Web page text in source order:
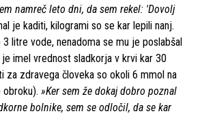
namreč leto dni, da sem rekel: 'Dovolj
je kaditi, kilogrami so se kar lepili nanj.
litre vode, nenadoma se mu je poslabšal
imel vrednost sladkorja v krvi kar 30
za zdravega človeka so okoli 6 mmol na
»Ker sem že dokaj dobro poznal
bolnike, sem se odločil, da se kar